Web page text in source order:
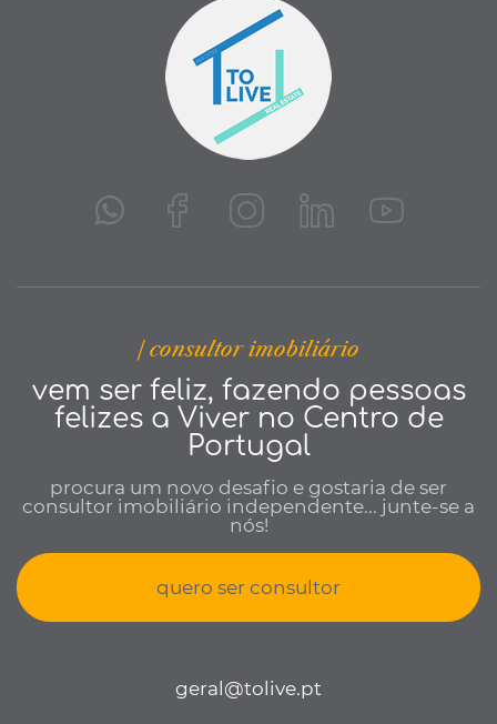
| consultor imobiliário
vem ser feliz, fazendo pessoas
felizes a Viver no Centro de
Portugal
procura um novo desafio e gostaria de ser
consultor imobiliário independente... junte-se a
nós!
quero ser consultor
geral@tolive.pt